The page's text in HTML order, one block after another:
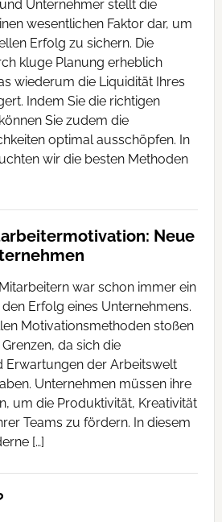
Unternehmer stellt die
wesentlichen Faktor dar, um
Erfolg zu sichern. Die
kluge Planung erheblich
wiederum die Liquidität Ihres
Indem Sie die richtigen
Sie zudem die
optimal ausschöpfen. In
wir die besten Methoden
Neue
war schon immer ein
Erfolg eines Unternehmens.
Motivationsmethoden stoßen
da sich die
Erwartungen der Arbeitswelt
Unternehmen müssen ihre
um die Produktivität, Kreativität
Teams zu fördern. In diesem
[…]